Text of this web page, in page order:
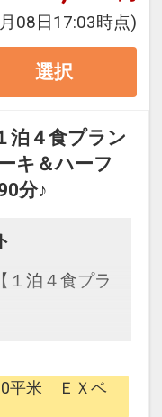
旨味を味わ
理を日替わ
金不要！生ビ
他、
リンクも充
別途料金で
08日17:03時点)
選択
泊４食プラン
キ＆ハーフ
分♪
１泊４食プラ
アワー
平米 ＥＸベ